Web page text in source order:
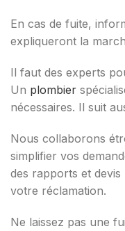
En cas de fuite,
expliqueront la
Il faut des experts
Un plombier
nécessaires. Il suit
Nous collaborons
simplifier vos
des rapports et devis
votre réclamation.
Ne laissez pas une